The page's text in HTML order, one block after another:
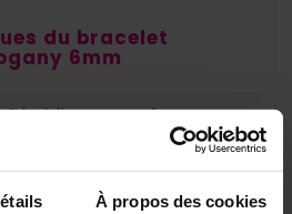
À propos des cookies
du bracelet
6mm
Obsidienne mahogany
(verre volcanique)
Racine (Muladhara)